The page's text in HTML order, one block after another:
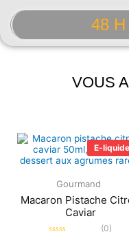
48 H
VOUS
E-liquide
Gourmand
Macaron Pistache
Caviar
(0)
de
prix :
5.90€
à
21.90€